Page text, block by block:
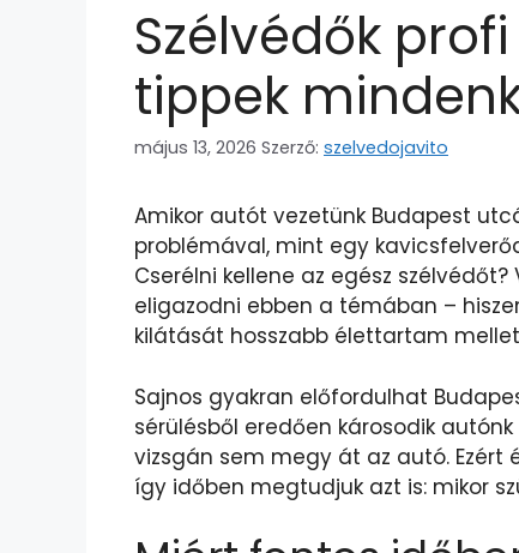
Szélvédők
tippek
május 13, 2026 Szerző: szelvedojavito
Amikor autót vezetünk Budapest
problémával, mint egy
Cserélni kellene az egész
eligazodni ebben a témában –
kilátását hosszabb élettartam
Sajnos gyakran előfordulhat
sérülésből eredően károsodik
vizsgán sem megy át az autó.
így időben megtudjuk azt is: mikor